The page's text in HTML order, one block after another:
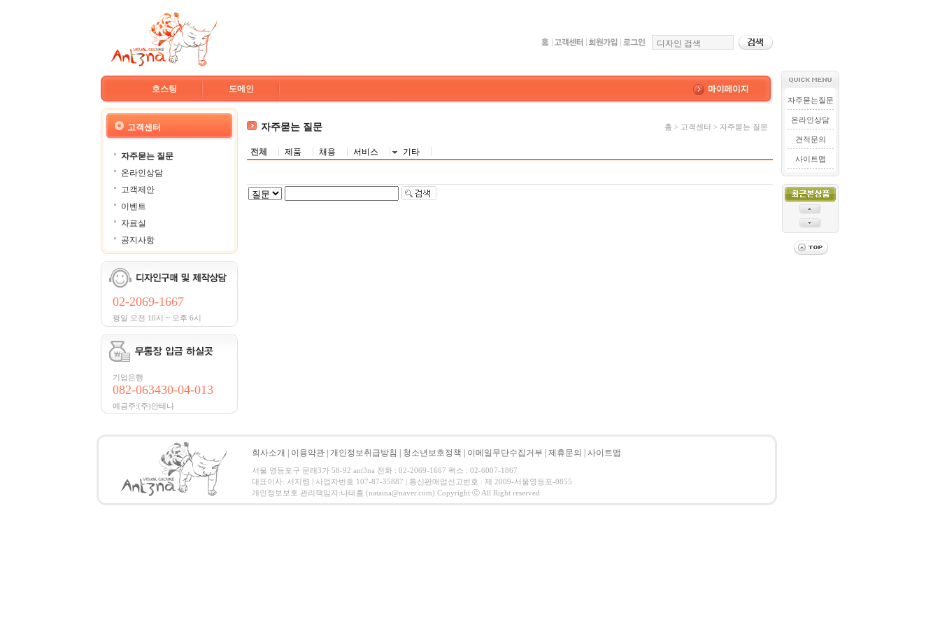
호스팅 도메인
고객센터
자주묻는 질문
온라인상담
고객제안
이벤트
자료실
공지사항
02-2069-1667
평일 오전 10시 ~ 오후 6시
기업은행
082-063430-04-013
예금주:(주)안테나
자주묻는 질문 홈 > 고객센터 > 자주묻는 질문
전체 제품 채용 서비스 기타
자주묻는질문
온라인상담
견적문의
사이트맵
회사소개 이용약관 개인정보취급방침 청소년보호정책 이메일무단수집거부 제휴문의 사이트맵
서울 영등포구 문래3가 58-92 ant3na 전화 : 02-2069-1667 팩스 : 02-6007-1867
대표이사: 서지령 | 사업자번호 107-87-35887 | 통신판매업신고번호 : 제 2009-서울영등포-0855
개인정보보호 관리책임자:나태흠 (nataina@naver.com) Copyright ⓒ All Right reserved